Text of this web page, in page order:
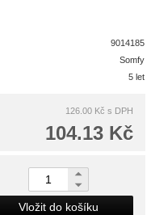
9014185
Somfy
5 let
126.00 Kč s DPH
104.13 Kč
Vložit do košíku